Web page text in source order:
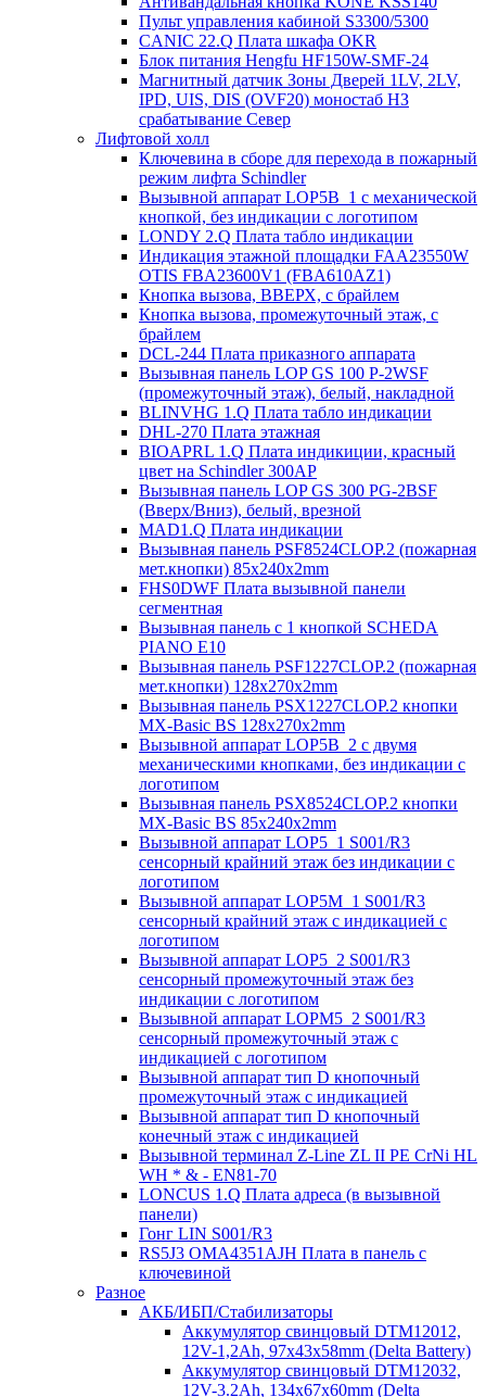
Пульт управления кабиной S3300/5300
CANIC 22.Q Плата шкафа OKR
Блок питания Hengfu HF150W-SMF-24
Магнитный датчик Зоны Дверей 1LV, 2LV,
IPD, UIS, DIS (OVF20) моностаб НЗ
срабатывание Cевер
Лифтовой холл
Ключевина в сборе для перехода в пожарный
режим лифта Schindler
Вызывной аппарат LOP5B_1 с механической
кнопкой, без индикации с логотипом
LONDY 2.Q Плата табло индикации
Индикация этажной площадки FAA23550W
OTIS FBA23600V1 (FBA610AZ1)
Кнопка вызова, ВВЕРХ, с брайлем
Кнопка вызова, промежуточный этаж, с
брайлем
DCL-244 Плата приказного аппарата
Вызывная панель LOP GS 100 P-2WSF
(промежуточный этаж), белый, накладной
BLINVHG 1.Q Плата табло индикации
DHL-270 Плата этажная
BIOAPRL 1.Q Плата индикиции, красный
цвет на Schindler 300AP
Вызывная панель LOP GS 300 PG-2BSF
(Вверх/Вниз), белый, врезной
MAD1.Q Плата индикации
Вызывная панель PSF8524CLOP.2 (пожарная
мет.кнопки) 85х240х2mm
FHS0DWF Плата вызывной панели
сегментная
Вызывная панель с 1 кнопкой SCHEDA
PIANO E10
Вызывная панель PSF1227CLOP.2 (пожарная
мет.кнопки) 128х270х2mm
Вызывная панель PSX1227CLOP.2 кнопки
MX-Basic BS 128х270х2mm
Вызывной аппарат LOP5B_2 с двумя
механическими кнопками, без индикации с
логотипом
Вызывная панель PSX8524CLOP.2 кнопки
MX-Basic BS 85х240х2mm
Вызывной аппарат LOP5_1 S001/R3
сенсорный крайний этаж без индикации с
логотипом
Вызывной аппарат LOP5M_1 S001/R3
сенсорный крайний этаж с индикацией с
логотипом
Вызывной аппарат LOP5_2 S001/R3
сенсорный промежуточный этаж без
индикации с логотипом
Вызывной аппарат LOPM5_2 S001/R3
сенсорный промежуточный этаж с
индикацией с логотипом
Вызывной аппарат тип D кнопочный
промежуточный этаж с индикацией
Вызывной аппарат тип D кнопочный
конечный этаж с индикацией
Вызывной терминал Z-Line ZL II PE CrNi HL
WH * & - EN81-70
LONCUS 1.Q Плата адреса (в вызывной
панели)
Гонг LIN S001/R3
RS5J3 OMA4351AJH Плата в панель с
ключевиной
Разное
АКБ/ИБП/Стабилизаторы
Аккумулятор свинцовый DTM12012,
12V-1,2Ah, 97х43х58mm (Delta Battery)
Аккумулятор свинцовый DTM12032,
12V-3.2Ah, 134x67x60mm (Delta